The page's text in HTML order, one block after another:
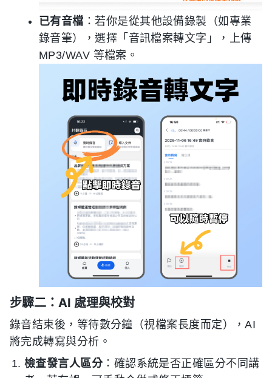
已有音檔 ：若你是從其他設備錄製（如專業
錄音筆），選擇「音訊檔案轉文字」，上傳
MP3/WAV 等檔案。
步驟二：AI 處理與校對
錄音結束後，等待數分鐘（視檔案長度而定），AI
將完成轉寫與分析。
檢查發言人區分：確認系統是否正確區分不同講